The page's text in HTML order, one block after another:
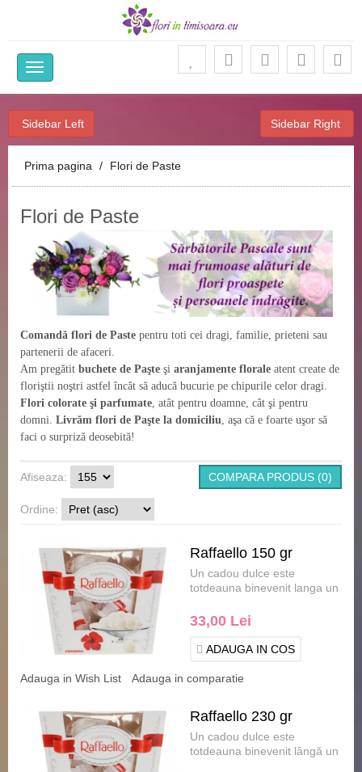
Sidebar Left Sidebar Right
Prima pagina Flori de Paste
Flori de Paste
Comandă flori de Paste pentru toti cei dragi, familie, prieteni sau
partenerii de afaceri.
Am pregătit buchete de Paşte şi aranjamente florale atent create de
floriştii noştri astfel încât să aducă bucurie pe chipurile celor dragi.
Flori colorate şi parfumate , atât pentru doamne, cât şi pentru
domni. Livrăm flori de Paşte la domiciliu , aşa că e foarte uşor să
faci o surpriză deosebită!
COMPARA PRODUS (0)
Afiseaza:
Ordine:
Raffaello 150 gr
Un cadou dulce este
totdeauna binevenit langa un
aranjament floral ,
complete.....
33,00 Lei
ADAUGA IN COS
Adauga in Wish List Adauga in comparatie
Raffaello 230 gr
Un cadou dulce este
totdeauna binevenit lângă un